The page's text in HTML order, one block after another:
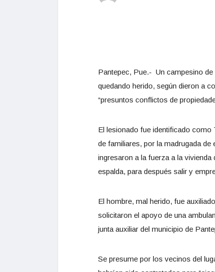
Pantepec, Pue.- Un campesino
quedando herido, según dieron a
“presuntos conflictos de
El lesionado fue identificado como
de familiares, por la madrugada
ingresaron a la fuerza a la
espalda, para después salir y
El hombre, mal herido, fue
solicitaron el apoyo de una
junta auxiliar del municipio de
Se presume por los vecinos del